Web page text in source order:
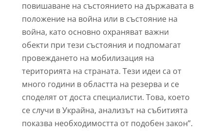
повишаване на състоянието на държавата в
положение на война или в състояние на
война, като основно охраняват важни
обекти при тези състояния и подпомагат
провеждането на мобилизация на
територията на страната. Тези идеи са от
много години в областта на резерва и се
споделят от доста специалисти. Това, което
се случи в Украйна, анализът на събитията
показва необходимостта от подобен закон”.